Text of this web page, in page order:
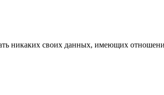
никаких своих данных, имеющих